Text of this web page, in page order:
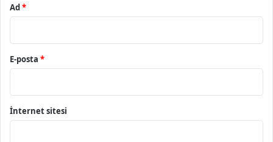
Ad*
E-posta *
İnternet sitesi